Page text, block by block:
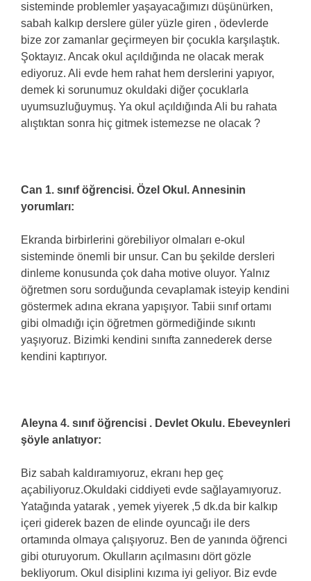
sisteminde problemler yaşayacağımızı düşünürken,
sabah kalkıp derslere güler yüzle giren , ödevlerde
bize zor zamanlar geçirmeyen bir çocukla karşılaştık.
Şoktayız. Ancak okul açıldığında ne olacak merak
ediyoruz. Ali evde hem rahat hem derslerini yapıyor,
demek ki sorunumuz okuldaki diğer çocuklarla
uyumsuzluğuymuş. Ya okul açıldığında Ali bu rahata
alıştıktan sonra hiç gitmek istemezse ne olacak ?
Can 1. sınıf öğrencisi. Özel Okul. Annesinin
yorumları:
Ekranda birbirlerini görebiliyor olmaları e-okul
sisteminde önemli bir unsur. Can bu şekilde dersleri
dinleme konusunda çok daha motive oluyor. Yalnız
öğretmen soru sorduğunda cevaplamak isteyip kendini
göstermek adına ekrana yapışıyor. Tabii sınıf ortamı
gibi olmadığı için öğretmen görmediğinde sıkıntı
yaşıyoruz. Bizimki kendini sınıfta zannederek derse
kendini kaptırıyor.
Aleyna 4. sınıf öğrencisi . Devlet Okulu. Ebeveynleri
şöyle anlatıyor:
Biz sabah kaldıramıyoruz, ekranı hep geç
açabiliyoruz.Okuldaki ciddiyeti evde sağlayamıyoruz.
Yatağında yatarak , yemek yiyerek ,5 dk.da bir kalkıp
içeri giderek bazen de elinde oyuncağı ile ders
ortamında olmaya çalışıyoruz. Ben de yanında öğrenci
gibi oturuyorum. Okulların açılmasını dört gözle
bekliyorum. Okul disiplini kızıma iyi geliyor. Biz evde